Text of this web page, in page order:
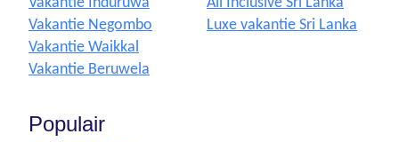
Vakantie Induruwa
Vakantie Negombo
Vakantie Waikkal
Vakantie Beruwela
All Inclusive Sri Lanka
Luxe vakantie Sri Lanka
Populair